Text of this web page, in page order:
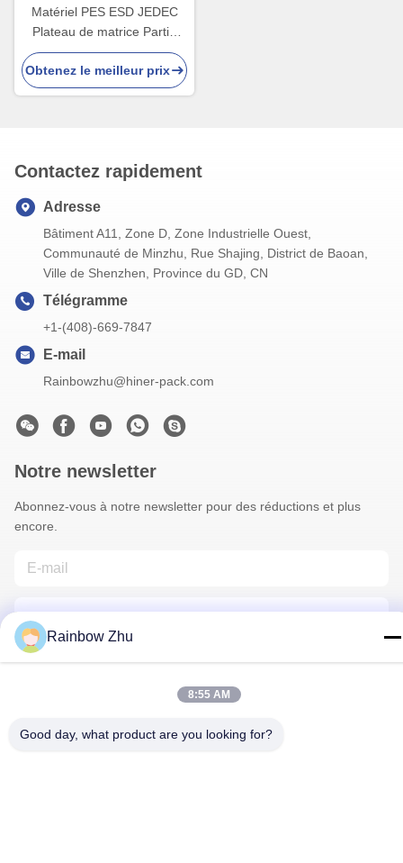
Matériel PES ESD JEDEC
Plateau de matrice Partie
déformée Moins de 0,76 mm
Obtenez le meilleur prix
Contactez rapidement
Adresse
Bâtiment A11, Zone D, Zone Industrielle Ouest,
Communauté de Minzhu, Rue Shajing, District de Baoan,
Ville de Shenzhen, Province du GD, CN
Télégramme
+1-(408)-669-7847
E-mail
Rainbowzhu@hiner-pack.com
Notre newsletter
Abonnez-vous à notre newsletter pour des réductions et plus
encore.
Rainbow Zhu
8:55 AM
Good day, what product are you looking for?